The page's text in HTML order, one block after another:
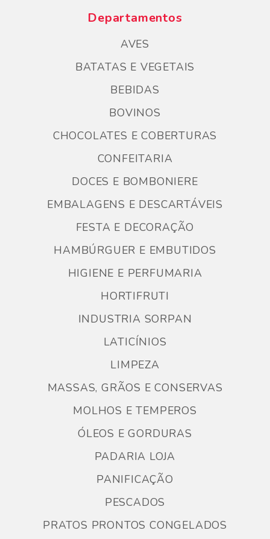
Departamentos
AVES
BATATAS E VEGETAIS
BEBIDAS
BOVINOS
CHOCOLATES E COBERTURAS
CONFEITARIA
DOCES E BOMBONIERE
EMBALAGENS E DESCARTÁVEIS
FESTA E DECORAÇÃO
HAMBÚRGUER E EMBUTIDOS
HIGIENE E PERFUMARIA
HORTIFRUTI
INDUSTRIA SORPAN
LATICÍNIOS
LIMPEZA
MASSAS, GRÃOS E CONSERVAS
MOLHOS E TEMPEROS
ÓLEOS E GORDURAS
PADARIA LOJA
PANIFICAÇÃO
PESCADOS
PRATOS PRONTOS CONGELADOS